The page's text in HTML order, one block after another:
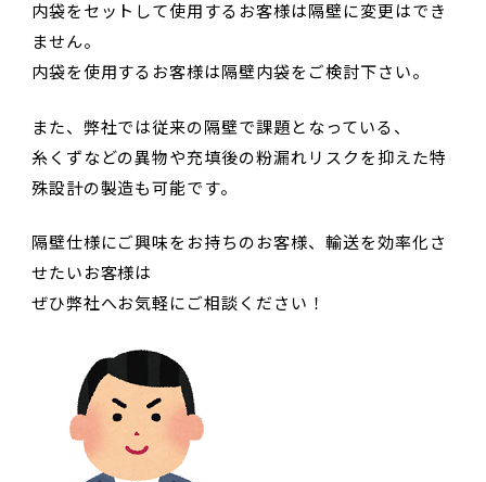
内袋をセットして使用するお客様は隔壁に変更はでき
ません。
内袋を使用するお客様は隔壁内袋をご検討下さい。
また、弊社では従来の隔壁で課題となっている、
糸くずなどの異物や充填後の粉漏れリスクを抑えた特
殊設計の製造も可能です。
隔壁仕様にご興味をお持ちのお客様、輸送を効率化さ
せたいお客様は
ぜひ弊社へお気軽にご相談ください！